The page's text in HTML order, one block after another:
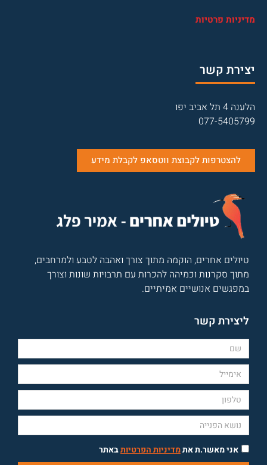
מדיניות פרטיות
יצירת קשר
הלענה 4 תל אביב יפו
077-5405799
להצטרפות לקבוצת ווטסאפ לקבלת מידע
טיולים אחרים, הוקמה מתוך צורך ואהבה לטבע ולמרחבים,
מתוך סקרנות וכמיהה להכרות עם תרבויות שונות וצורך
במפגשים אנושיים אמיתיים.
ליצירת קשר
אני מאשר.ת אתמדיניות הפרטיותבאתר